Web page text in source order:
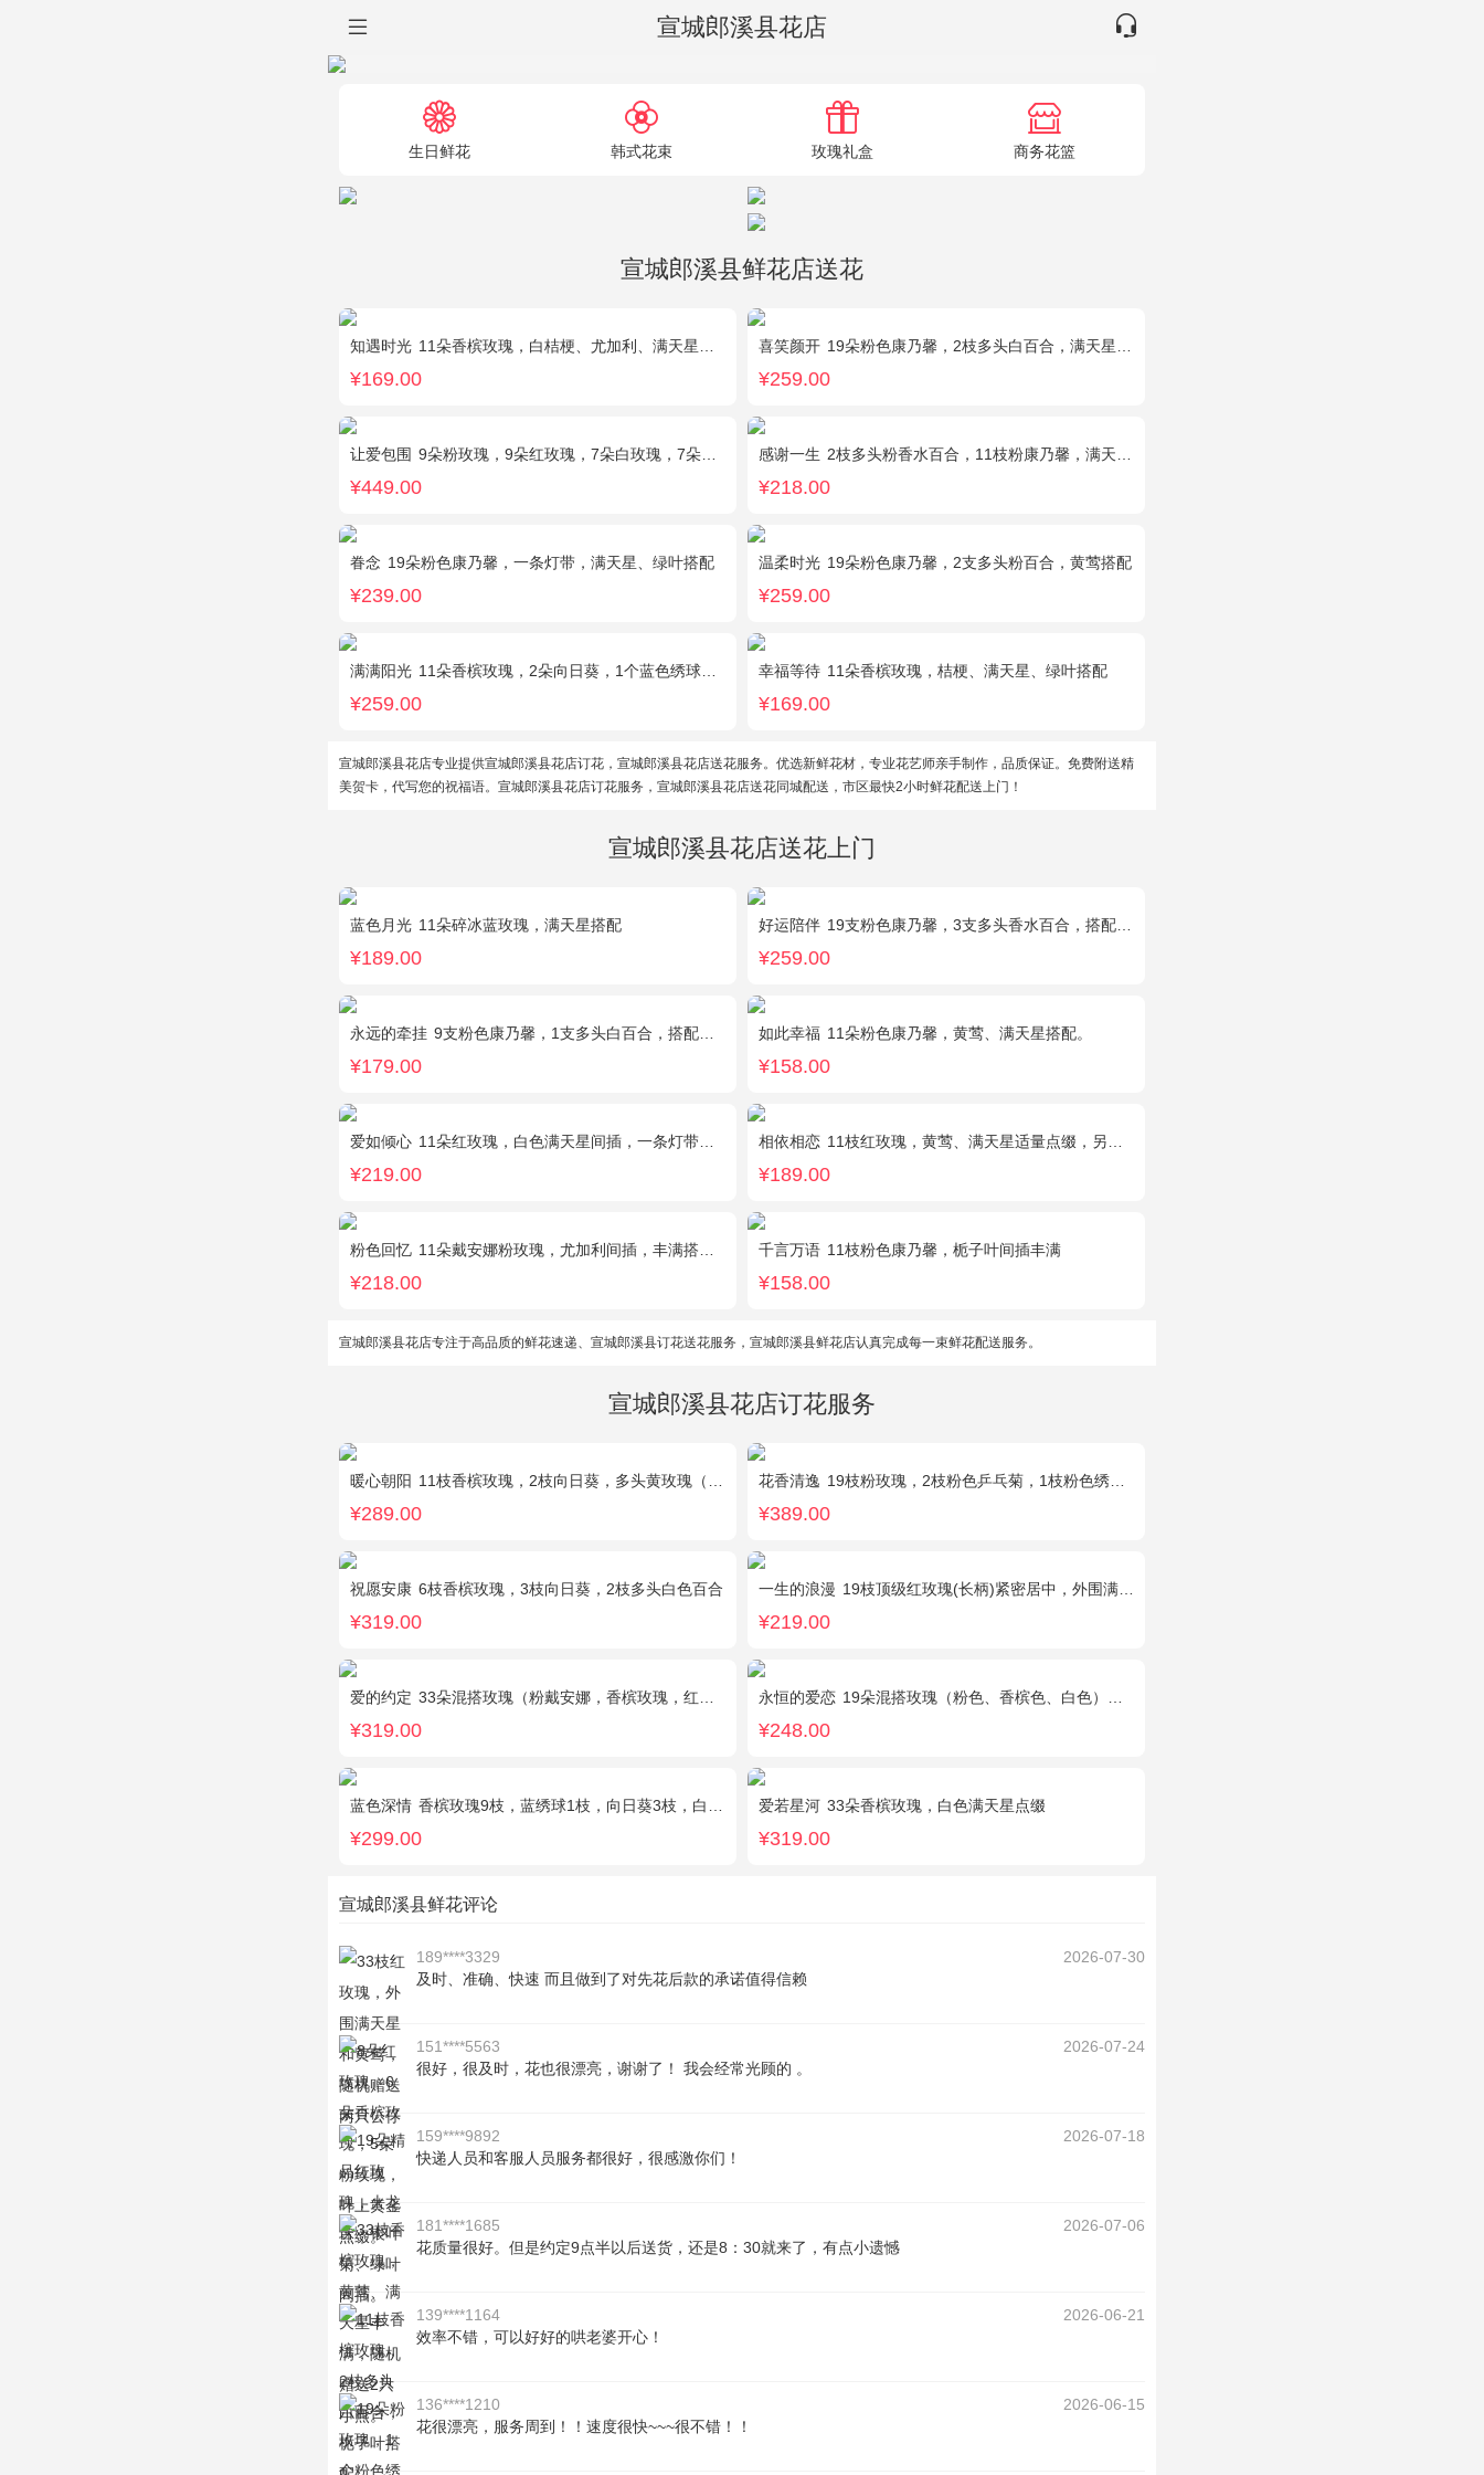
宣城郎溪县花店
生日鲜花 韩式花束 玫瑰礼盒 商务花篮
宣城郎溪县鲜花店送花
知遇时光 11朵香槟玫瑰，白桔梗、尤加利、满天星间插
¥169.00
喜笑颜开 19朵粉色康乃馨，2枝多头白百合，满天星、绿叶搭配
¥259.00
让爱包围 9朵粉玫瑰，9朵红玫瑰，7朵白玫瑰，7朵蓝玫瑰，7朵香槟玫瑰，满天星和绿草丰满外围，随机赠送两只公仔
¥449.00
感谢一生 2枝多头粉香水百合，11枝粉康乃馨，满天星+绿叶适量。
¥218.00
眷念 19朵粉色康乃馨，一条灯带，满天星、绿叶搭配
¥239.00
温柔时光 19朵粉色康乃馨，2支多头粉百合，黄莺搭配
¥259.00
满满阳光 11朵香槟玫瑰，2朵向日葵，1个蓝色绣球，配花、桔梗、绿叶搭配
¥259.00
幸福等待 11朵香槟玫瑰，桔梗、满天星、绿叶搭配
¥169.00
宣城郎溪县花店专业提供宣城郎溪县花店订花，宣城郎溪县花店送花服务。优选新鲜花材，专业花艺师亲手制作，品质保证。免费附送精
美贺卡，代写您的祝福语。宣城郎溪县花店订花服务，宣城郎溪县花店送花同城配送，市区最快2小时鲜花配送上门！
宣城郎溪县花店送花上门
蓝色月光 11朵碎冰蓝玫瑰，满天星搭配
¥189.00
好运陪伴 19支粉色康乃馨，3支多头香水百合，搭配满天星、黄莺装饰。
¥259.00
永远的牵挂 9支粉色康乃馨，1支多头白百合，搭配黄莺、满天星。
¥179.00
如此幸福 11朵粉色康乃馨，黄莺、满天星搭配。
¥158.00
爱如倾心 11朵红玫瑰，白色满天星间插，一条灯带，一对小熊、黄莺或尤加利叶搭配
¥219.00
相依相恋 11枝红玫瑰，黄莺、满天星适量点缀，另加2只可爱小熊公仔。(小熊以实物为准)
¥189.00
粉色回忆 11朵戴安娜粉玫瑰，尤加利间插，丰满搭配绿叶
¥218.00
千言万语 11枝粉色康乃馨，栀子叶间插丰满
¥158.00
宣城郎溪县花店专注于高品质的鲜花速递、宣城郎溪县订花送花服务，宣城郎溪县鲜花店认真完成每一束鲜花配送服务。
宣城郎溪县花店订花服务
暖心朝阳 11枝香槟玫瑰，2枝向日葵，多头黄玫瑰（或类似配材替换）、桔梗搭配
¥289.00
花香清逸 19枝粉玫瑰，2枝粉色乒乓菊，1枝粉色绣球，银叶菊，粉色满天星，绿叶搭配
¥389.00
祝愿安康 6枝香槟玫瑰，3枝向日葵，2枝多头白色百合
¥319.00
一生的浪漫 19枝顶级红玫瑰(长柄)紧密居中，外围满天星丰满环绕。
¥219.00
爱的约定 33朵混搭玫瑰（粉戴安娜，香槟玫瑰，红玫瑰），相思梅、绿叶搭配
¥319.00
永恒的爱恋 19朵混搭玫瑰（粉色、香槟色、白色），2个小熊，黄莺、满天星点缀
¥248.00
蓝色深情 香槟玫瑰9枝，蓝绣球1枝，向日葵3枝，白色洋桔梗、大叶尤加利搭配
¥299.00
爱若星河 33朵香槟玫瑰，白色满天星点缀
¥319.00
宣城郎溪县鲜花评论
189****3329
2026-07-30
及时、准确、快速 而且做到了对先花后款的承诺值得信赖
151****5563
2026-07-24
很好，很及时，花也很漂亮，谢谢了！ 我会经常光顾的 。
159****9892
2026-07-18
快递人员和客服人员服务都很好，很感激你们！
181****1685
2026-07-06
花质量很好。但是约定9点半以后送货，还是8：30就来了，有点小遗憾
139****1164
2026-06-21
效率不错，可以好好的哄老婆开心！
136****1210
2026-06-15
花很漂亮，服务周到！！速度很快~~~很不错！！